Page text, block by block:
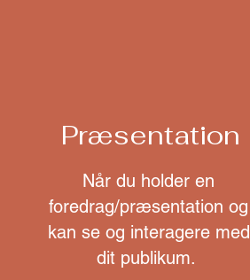
Præsentation
Når du holder en
foredrag/præsentation og
kan se og interagere med
dit publikum.